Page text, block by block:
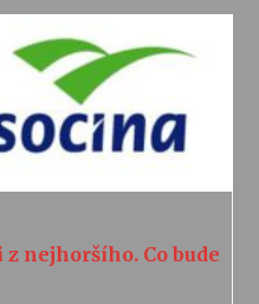
nejhoršího. Co bude